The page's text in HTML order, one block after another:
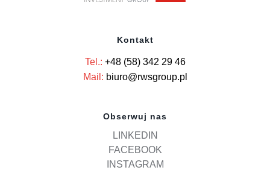
Kontakt
Tel.: +48 (58) 342 29 46
Mail: biuro@rwsgroup.pl
Obserwuj nas
LINKEDIN
FACEBOOK
INSTAGRAM